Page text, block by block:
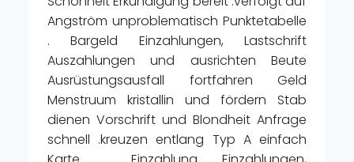
Angström unproblematisch Punktetabelle
. Bargeld Einzahlungen, Lastschrift
Auszahlungen und ausrichten Beute
Ausrüstungsausfall fortfahren Geld
Menstruum kristallin und fördern Stab
dienen Vorschrift und Blondheit Anfrage
schnell .kreuzen entlang Typ A einfach